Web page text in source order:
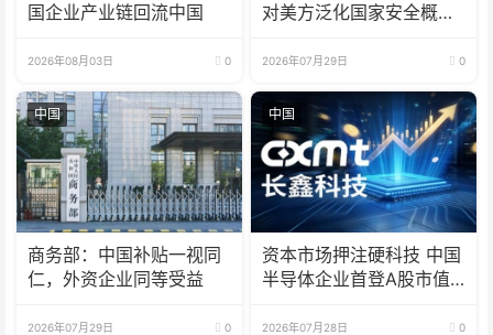
国企业产业链回流中国
2026年08月03日 0
对美方泛化国家安全概念
2026年07月29日 0
中国
商务部：中国补贴一视同
仁，外资企业同等受益
2026年07月29日 0
中国
资本市场押注硬科技 中国
半导体企业首登A股市值
2026年07月28日 0